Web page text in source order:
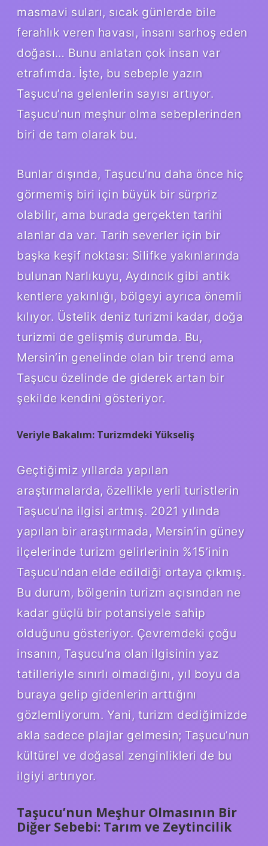
masmavi suları, sıcak günlerde bile
ferahlık veren havası, insanı sarhoş eden
doğası… Bunu anlatan çok insan var
etrafımda. İşte, bu sebeple yazın
Taşucu’na gelenlerin sayısı artıyor.
Taşucu’nun meşhur olma sebeplerinden
biri de tam olarak bu.
Bunlar dışında, Taşucu’nu daha önce hiç
görmemiş biri için büyük bir sürpriz
olabilir, ama burada gerçekten tarihi
alanlar da var. Tarih severler için bir
başka keşif noktası: Silifke yakınlarında
bulunan Narlıkuyu, Aydıncık gibi antik
kentlere yakınlığı, bölgeyi ayrıca önemli
kılıyor. Üstelik deniz turizmi kadar, doğa
turizmi de gelişmiş durumda. Bu,
Mersin’in genelinde olan bir trend ama
Taşucu özelinde de giderek artan bir
şekilde kendini gösteriyor.
Veriyle Bakalım: Turizmdeki Yükseliş
Geçtiğimiz yıllarda yapılan
araştırmalarda, özellikle yerli turistlerin
Taşucu’na ilgisi artmış. 2021 yılında
yapılan bir araştırmada, Mersin’in güney
ilçelerinde turizm gelirlerinin %15’inin
Taşucu’ndan elde edildiği ortaya çıkmış.
Bu durum, bölgenin turizm açısından ne
kadar güçlü bir potansiyele sahip
olduğunu gösteriyor. Çevremdeki çoğu
insanın, Taşucu’na olan ilgisinin yaz
tatilleriyle sınırlı olmadığını, yıl boyu da
buraya gelip gidenlerin arttığını
gözlemliyorum. Yani, turizm dediğimizde
akla sadece plajlar gelmesin; Taşucu’nun
kültürel ve doğasal zenginlikleri de bu
ilgiyi artırıyor.
Taşucu’nun Meşhur Olmasının Bir
Diğer Sebebi: Tarım ve Zeytincilik